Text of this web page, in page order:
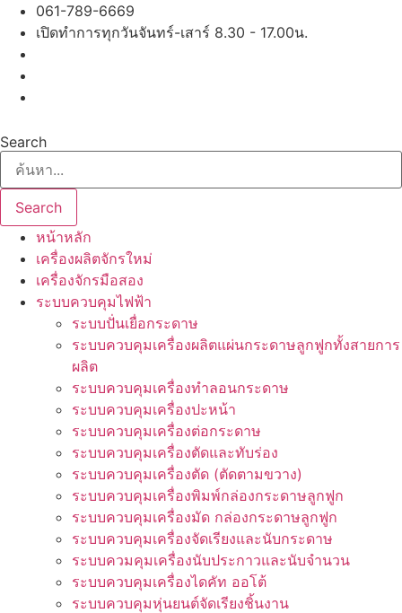
Skip
content
061-789-6669
เปิดทำการทุกวันจันทร์-เสาร์ 8.30 - 17.00น.
Search
Search
หน้าหลัก
เครื่องผลิตจักรใหม่
เครื่องจักรมือสอง
ระบบควบคุมไฟฟ้า
ระบบปั่นเยื่อกระดาษ
ระบบควบคุมเครื่องผลิตแผ่นกระดาษลูกฟูกทั้งสายการ
ผลิต
ระบบควบคุมเครื่องทำลอนกระดาษ
ระบบควบคุมเครื่องปะหน้า
ระบบควบคุมเครื่องต่อกระดาษ
ระบบควบคุมเครื่องตัดและทับร่อง
ระบบควบคุมเครื่องตัด (ตัดตามขวาง)
ระบบควบคุมเครื่องพิมพ์กล่องกระดาษลูกฟูก
ระบบควบคุมเครื่องมัด กล่องกระดาษลูกฟูก
ระบบควบคุมเครื่องจัดเรียงและนับกระดาษ
ระบบควมคุมเครื่องนับประกาวและนับจำนวน
ระบบควบคุมเครื่องไดคัท ออโต้
ระบบควบคุมหุ่นยนต์จัดเรียงชิ้นงาน